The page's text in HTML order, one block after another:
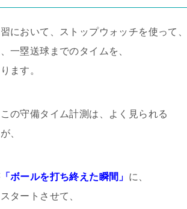
において、ストップウォッチを使って、
一塁送球までのタイムを、
ます。
の守備タイム計測は、よく見られる
、
「ボールを打ち終えた瞬間」 に、
タートさせて、